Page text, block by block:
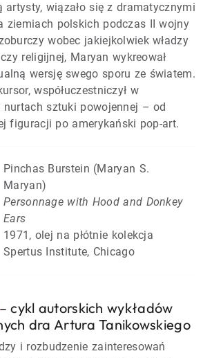
artysty, wiązało się z dramatycznymi
ziemiach polskich podczas II wojny
wobec jakiejkolwiek władzy
religijnej, Maryan wykreował
wersję swego sporu ze światem.
współuczestniczył w
nurtach sztuki powojennej – od
figuracji po amerykański pop-art.
Pinchas Burstein (Maryan S.
Maryan)
Personnage with Hood and Donkey
Ears
1971, olej na płótnie kolekcja
Spertus Institute, Chicago
– cykl autorskich wykładów
dra Artura Tanikowskiego
i rozbudzenie zainteresowań